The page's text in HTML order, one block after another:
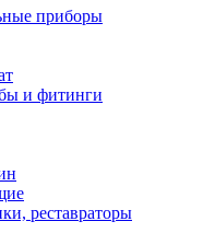
приборы
и фитинги
реставраторы